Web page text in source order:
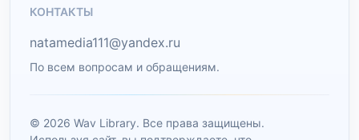
КОНТАКТЫ
natamedia111@yandex.ru
По всем вопросам и обращениям.
© 2026 Wav Library. Все права защищены.